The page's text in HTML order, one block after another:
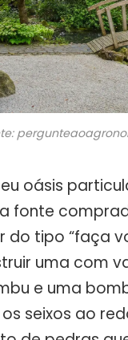
oásis
fonte
do tipo “faça
uma com
e uma
os seixos ao